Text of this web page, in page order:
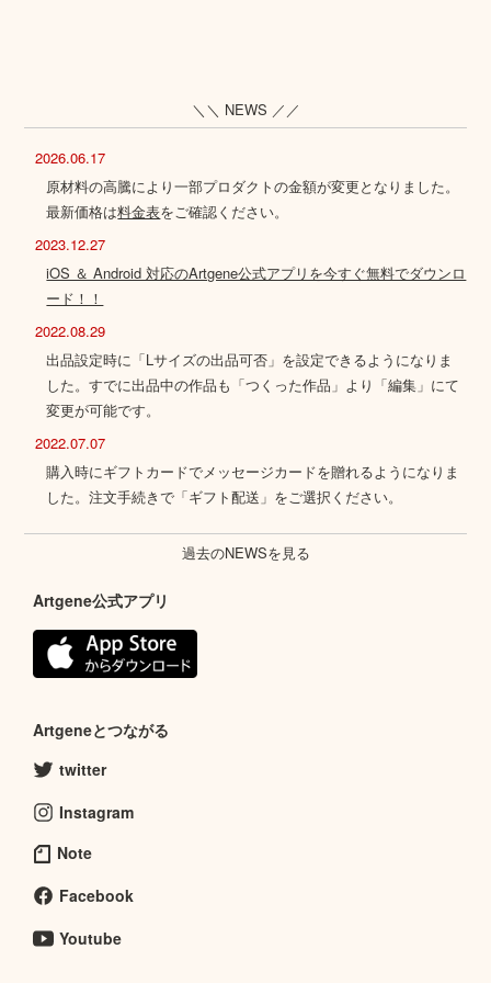
＼＼ NEWS ／／
2026.06.17
原材料の高騰により一部プロダクトの金額が変更となりました。
最新価格は料金表をご確認ください。
2023.12.27
iOS ＆ Android 対応のArtgene公式アプリを今すぐ無料でダウンロ
ード！！
2022.08.29
出品設定時に「Lサイズの出品可否」を設定できるようになりま
した。すでに出品中の作品も「つくった作品」より「編集」にて
変更が可能です。
2022.07.07
購入時にギフトカードでメッセージカードを贈れるようになりま
した。注文手続きで「ギフト配送」をご選択ください。
過去のNEWSを見る
Artgene公式アプリ
Artgeneとつながる
twitter
Instagram
Note
Facebook
Youtube